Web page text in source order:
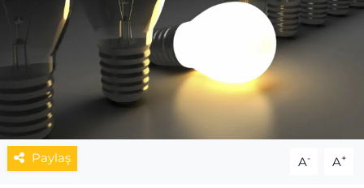
Paylaş A- A+
ESKİŞEHİRSPOR